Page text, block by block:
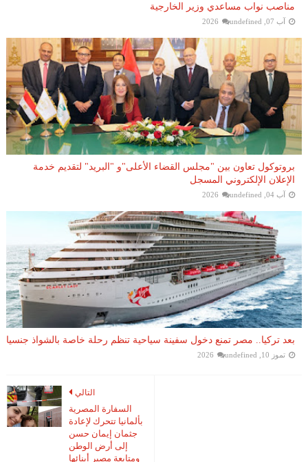
مناصب نواب مساعدي وزير الخارجية
آب 07, 2026 undefined
بروتوكول تعاون بين "مجلس القضاء الأعلى"و "البريد" لتقديم خدمة
الإعلان الإلكتروني المسجل
آب 04, 2026 undefined
بعد تركيا.. مصر تمنع دخول سفينة سياحية تنظم رحلة خاصة بالشواذ جنسيا
تموز 10, 2026 undefined
التالي
السفارة المصرية
بألمانيا تتحرك لإعادة
جثمان إيمان حسن
إلى أرض الوطن
ومتابعة مصير أبنائها